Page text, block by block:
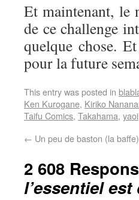
Et maintenant, le
de ce challenge
quelque chose.
pour la future
This entry was posted in
Ken Kurogane, Kiriko
Taifu Comics, Takahama, yaoi
← Un peu de baston (la baffe)
2 608
l’essentiel